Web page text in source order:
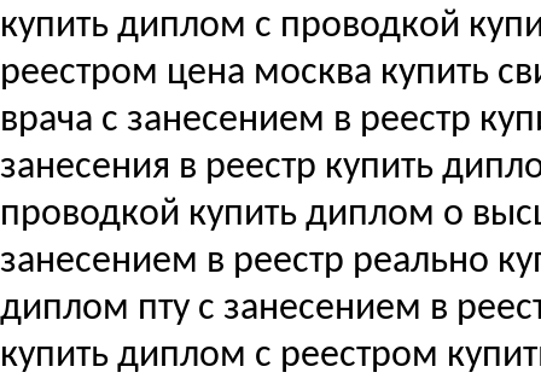
купить диплом с проводкой
реестром цена москва купить
врача с занесением в реестр
занесения в реестр купить
проводкой купить диплом о
занесением в реестр реально
диплом пту с занесением в
купить диплом с реестром